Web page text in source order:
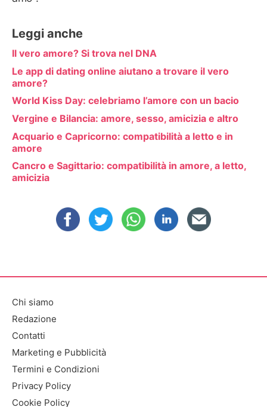
Leggi anche
Il vero amore? Si trova nel DNA
Le app di dating online aiutano a trovare il vero
amore?
World Kiss Day: celebriamo l’amore con un bacio
Vergine e Bilancia: amore, sesso, amicizia e altro
Acquario e Capricorno: compatibilità a letto e in
amore
Cancro e Sagittario: compatibilità in amore, a letto,
amicizia
Chi siamo
Redazione
Contatti
Marketing e Pubblicità
Termini e Condizioni
Privacy Policy
Cookie Policy